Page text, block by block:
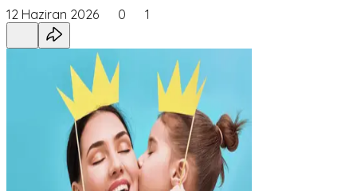
12 Haziran 2026 0 1